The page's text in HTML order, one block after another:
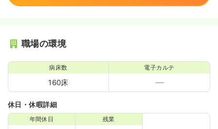
職場の環境
病床数
160床
電子カルテ
休日・休暇詳細
年間休日 残業